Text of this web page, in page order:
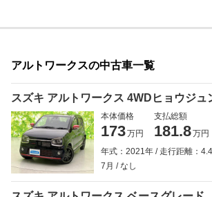
アルトワークスの中古車一覧
スズキ アルトワークス 4WDヒョウジュ
本体価格
173万円
支払総額
181.8万円
年式：2021年
走行距離：
7月
なし